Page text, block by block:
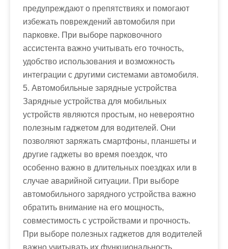
предупреждают о препятствиях и помогают
избежать повреждений автомобиля при
парковке. При выборе парковочного
ассистента важно учитывать его точность,
удобство использования и возможность
интеграции с другими системами автомобиля.
5. Автомобильные зарядные устройства
Зарядные устройства для мобильных
устройств являются простым, но невероятно
полезным гаджетом для водителей. Они
позволяют заряжать смартфоны, планшеты и
другие гаджеты во время поездок, что
особенно важно в длительных поездках или в
случае аварийной ситуации. При выборе
автомобильного зарядного устройства важно
обратить внимание на его мощность,
совместимость с устройствами и прочность.
При выборе полезных гаджетов для водителей
важно учитывать их функциональность,